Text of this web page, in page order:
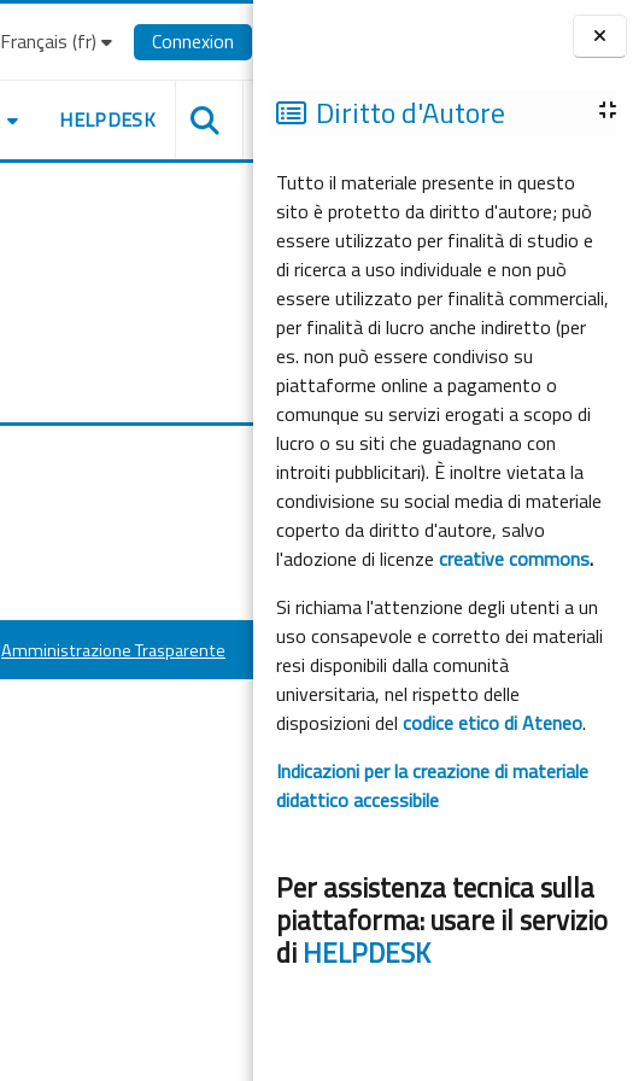
BlocsDiritto d'Autore
Tutto il materiale presente in questo
sito è protetto da diritto d'autore; può
essere utilizzato per finalità di studio e
di ricerca a uso individuale e non può
essere utilizzato per finalità commerciali,
per finalità di lucro anche indiretto (per
es. non può essere condiviso su
piattaforme online a pagamento o
comunque su servizi erogati a scopo di
lucro o su siti che guadagnano con
introiti pubblicitari). È inoltre vietata la
condivisione su social media di materiale
coperto da diritto d'autore, salvo
l'adozione di licenzecreative commons.
Si richiama l'attenzione degli utenti a un
uso consapevole e corretto dei materiali
resi disponibili dalla comunità
universitaria, nel rispetto delle
disposizioni delcodice etico di Ateneo.
Indicazioni per la creazione di materiale
didattico accessibile
Per assistenza tecnica sulla
piattaforma: usare il servizio
di HELPDESK
Français ‎(fr)‎ Connexion
HELPDESK
Amministrazione Trasparente